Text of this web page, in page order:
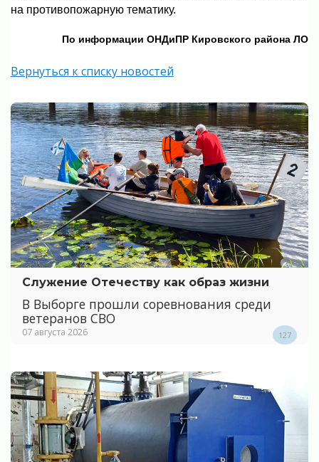
на противопожарную тематику.
По информации ОНДиПР Кировского района ЛО
Вернуться к списку новостей
Служение Отечеству как образ жизни
В Выборге прошли соревнования среди
ветеранов СВО
07 августа 2026 127